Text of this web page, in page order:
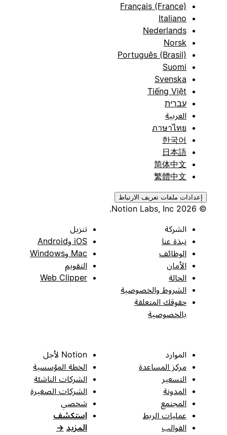
Français (France)
Italiano
Nederlands
Norsk
Português (Brasil)
Suomi
Svenska
Tiếng Việt
עברית
العربية
ภาษาไทย
한국어
日本語
简体中文
繁體中文
إعدادات ملفات تعريف الارتباط
الشركة
نبذة عنا
الوظائف
الأمان
الحالة
الشروط والخصوصية
حقوقك المتعلقة
بالخصوصية
تنزيل
iOS وAndroid
Mac وWindows
التقويم
Web Clipper
الموارد
مركز المساعدة
التسعير
المدونة
المجتمع
عمليات الربط
القوالب
Notion لأجل
الخطة المؤسسية
الشركات الناشئة
الشركات الصغيرة
شخصي
استكشف
المزيد →